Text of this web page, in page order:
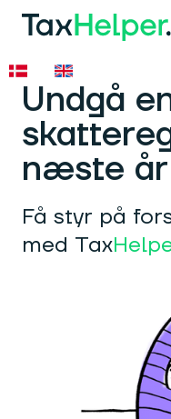
Undgå
næste år
Få styr på
med Tax